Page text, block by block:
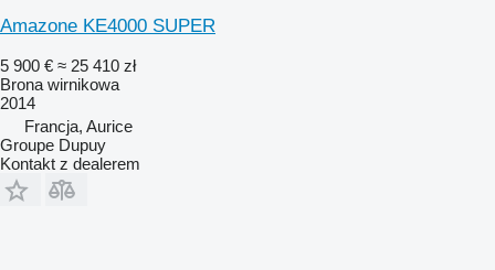
Amazone KE4000 SUPER
5 900 € ≈ 25 410 zł
Brona wirnikowa
2014
Francja, Aurice
Groupe Dupuy
Kontakt z dealerem